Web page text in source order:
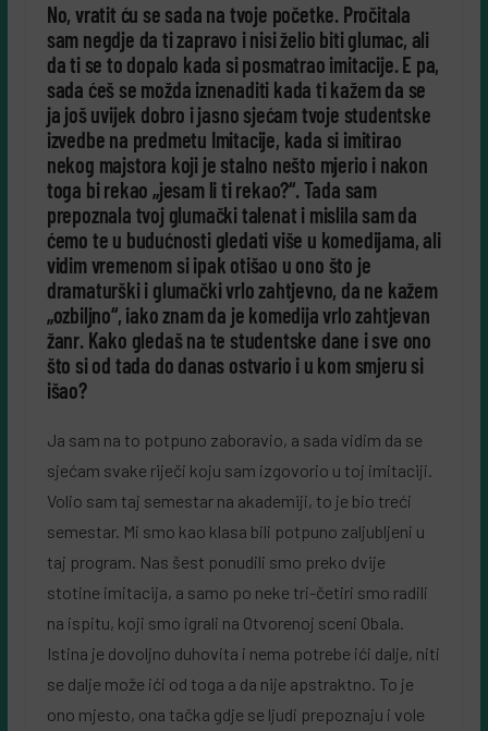
No, vratit ću se sada na tvoje početke. Pročitala
sam negdje da ti zapravo i nisi želio biti glumac, ali
da ti se to dopalo kada si posmatrao imitacije. E pa,
sada ćeš se možda iznenaditi kada ti kažem da se
ja još uvijek dobro i jasno sjećam tvoje studentske
izvedbe na predmetu Imitacije, kada si imitirao
nekog majstora koji je stalno nešto mjerio i nakon
toga bi rekao „jesam li ti rekao?“. Tada sam
prepoznala tvoj glumački talenat i mislila sam da
ćemo te u budućnosti gledati više u komedijama, ali
vidim vremenom si ipak otišao u ono što je
dramaturški i glumački vrlo zahtjevno, da ne kažem
„ozbiljno“, iako znam da je komedija vrlo zahtjevan
žanr. Kako gledaš na te studentske dane i sve ono
što si od tada do danas ostvario i u kom smjeru si
išao?
Ja sam na to potpuno zaboravio, a sada vidim da se
sjećam svake riječi koju sam izgovorio u toj imitaciji.
Volio sam taj semestar na akademiji, to je bio treći
semestar. Mi smo kao klasa bili potpuno zaljubljeni u
taj program. Nas šest ponudili smo preko dvije
stotine imitacija, a samo po neke tri-četiri smo radili
na ispitu, koji smo igrali na Otvorenoj sceni Obala.
Istina je dovoljno duhovita i nema potrebe ići dalje, niti
se dalje može ići od toga a da nije apstraktno. To je
ono mjesto, ona tačka gdje se ljudi prepoznaju i vole